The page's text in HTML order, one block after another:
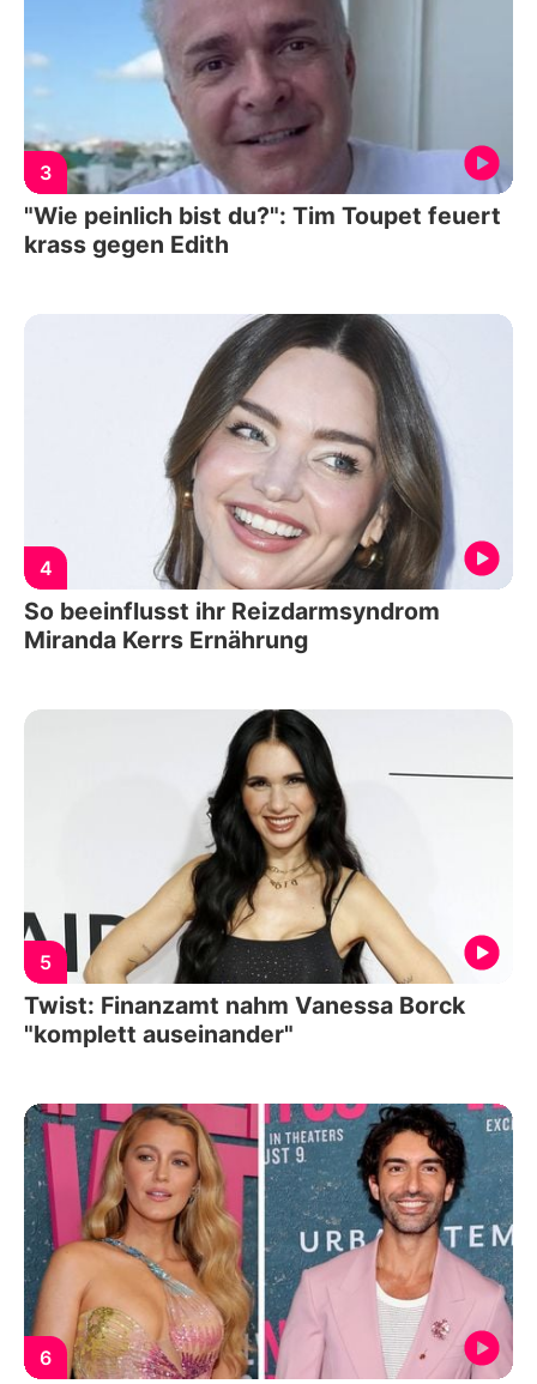
3
"Wie peinlich bist du?": Tim Toupet feuert
krass gegen Edith
4
So beeinflusst ihr Reizdarmsyndrom
Miranda Kerrs Ernährung
5
Twist: Finanzamt nahm Vanessa Borck
"komplett auseinander"
6